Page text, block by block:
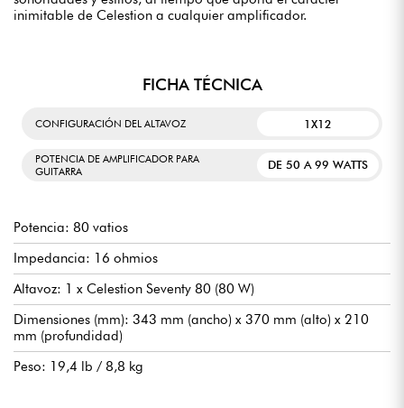
inimitable de Celestion a cualquier amplificador.
FICHA TÉCNICA
CONFIGURACIÓN DEL ALTAVOZ 1X12
POTENCIA DE AMPLIFICADOR PARA
GUITARRA
DE 50 A 99 WATTS
Potencia: 80 vatios
Impedancia: 16 ohmios
Altavoz: 1 x Celestion Seventy 80 (80 W)
Dimensiones (mm): 343 mm (ancho) x 370 mm (alto) x 210
mm (profundidad)
Peso: 19,4 lb / 8,8 kg